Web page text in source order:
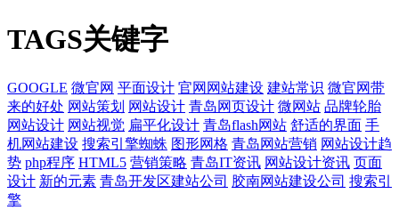
TAGS关键字
GOOGLE 微官网 平面设计 官网网站建设 建站常识 微官网带
来的好处 网站策划 网站设计 青岛网页设计 微网站 品牌轮胎
网站设计 网站视觉 扁平化设计 青岛flash网站 舒适的界面 手
机网站建设 搜索引擎蜘蛛 图形网格 青岛网站营销 网站设计趋
势 php程序 HTML5 营销策略 青岛IT资讯 网站设计资讯 页面
设计 新的元素 青岛开发区建站公司 胶南网站建设公司 搜索引
擎